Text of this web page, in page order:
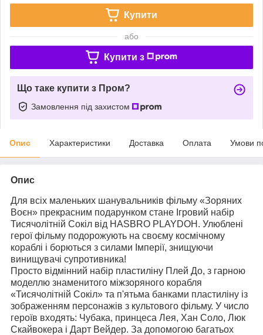
Купити
або
Купити з
Що таке купити з Пром?
Замовлення під захистом
Опис Характеристики Доставка Оплата Умови
Опис
Для всіх маленьких шанувальників фільму «Зоряних
Воєн» прекрасним подарунком стане Ігровий набір
Тисячолітній Сокіл від HASBRO PLAYDOH. Улюблені
герої фільму подорожують на своєму космічному
кораблі і борються з силами Імперії, знищуючи
винищувачі супротивника!
Просто відмінний набір пластиліну Плей До, з гарною
моделлю знаменитого міжзоряного корабля
«Тисячолітній Сокіл» та п'ятьма банками пластиліну із
зображенням персонажів з культового фільму. У число
героїв входять: Чубака, принцеса Лея, Хан Соло, Люк
Скайвокера і Дарт Вейдер. За допомогою багатьох